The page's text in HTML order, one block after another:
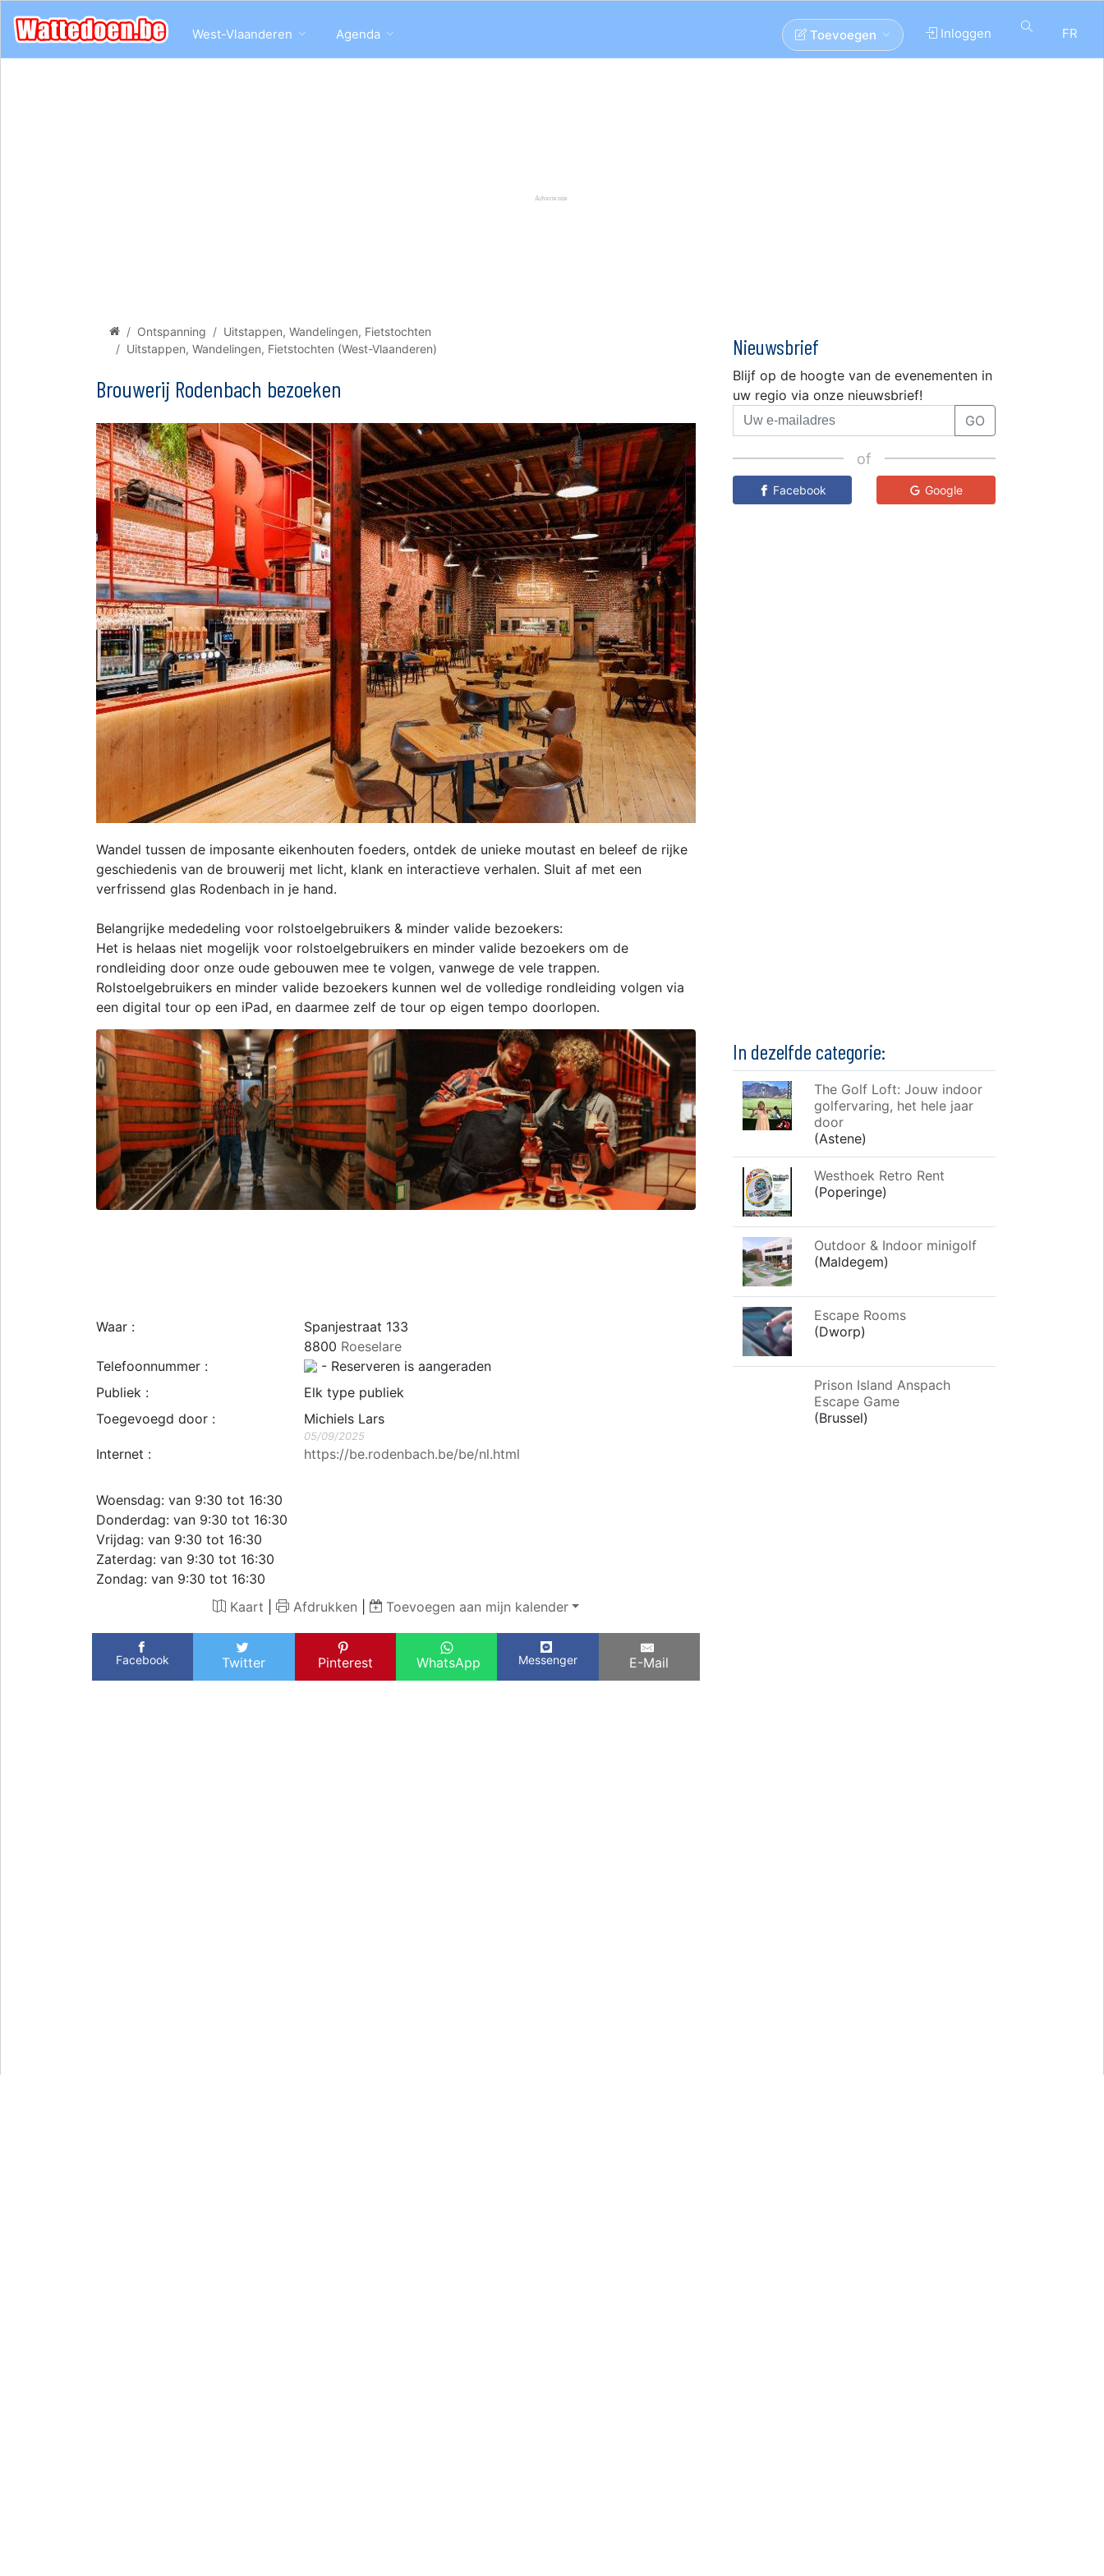
West-Vlaanderen Agenda FR
Inloggen
Toevoegen
Ontspanning
Uitstappen, Wandelingen, Fietstochten
Uitstappen, Wandelingen, Fietstochten (West-Vlaanderen)
Brouwerij Rodenbach bezoeken
Wandel tussen de imposante eikenhouten foeders, ontdek de unieke moutast en beleef de rijke
geschiedenis van de brouwerij met licht, klank en interactieve verhalen. Sluit af met een
verfrissend glas Rodenbach in je hand.
Belangrijke mededeling voor rolstoelgebruikers & minder valide bezoekers:
Het is helaas niet mogelijk voor rolstoelgebruikers en minder valide bezoekers om de
rondleiding door onze oude gebouwen mee te volgen, vanwege de vele trappen.
Rolstoelgebruikers en minder valide bezoekers kunnen wel de volledige rondleiding volgen via
een digital tour op een iPad, en daarmee zelf de tour op eigen tempo doorlopen.
Waar :
Spanjestraat 133
8800 Roeselare
Telefoonnummer :
- Reserveren is aangeraden
Publiek :
Elk type publiek
Toegevoegd door :
Michiels Lars
05/09/2025
Internet : https://be.rodenbach.be/be/nl.html
Woensdag: van 9:30 tot 16:30
Donderdag: van 9:30 tot 16:30
Vrijdag: van 9:30 tot 16:30
Zaterdag: van 9:30 tot 16:30
Zondag: van 9:30 tot 16:30
Kaart
Afdrukken Toevoegen aan mijn kalender
Facebook Twitter Pinterest WhatsApp Messenger E-Mail
Nieuwsbrief
Blijf op de hoogte van de evenementen in
uw regio via onze nieuwsbrief!
GO
of
Facebook Google
In dezelfde categorie:
The Golf Loft: Jouw indoor
golfervaring, het hele jaar
door
(Astene)
Westhoek Retro Rent
(Poperinge)
Outdoor & Indoor minigolf
(Maldegem)
Escape Rooms
(Dworp)
Prison Island Anspach
Escape Game
(Brussel)